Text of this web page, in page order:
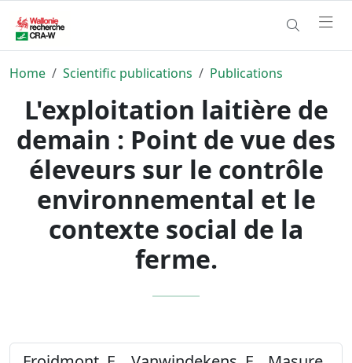
Home Scientific publications Publications
L'exploitation laitière de
demain : Point de vue des
éleveurs sur le contrôle
environnemental et le
contexte social de la
ferme.